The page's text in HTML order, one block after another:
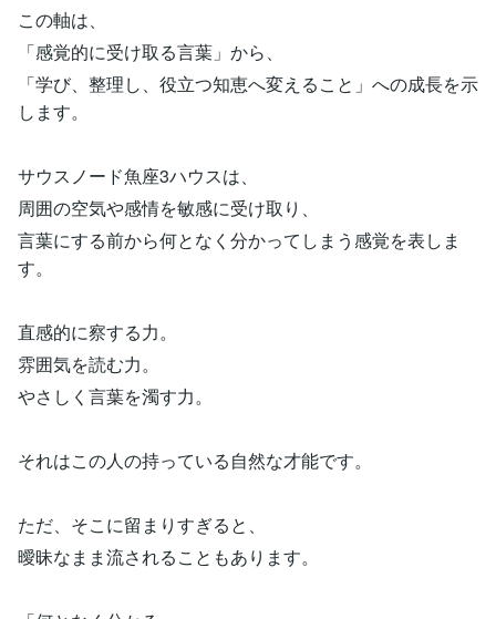
この軸は、
「感覚的に受け取る言葉」から、
「学び、整理し、役立つ知恵へ変えること」への成長を示
します。
サウスノード魚座3ハウスは、
周囲の空気や感情を敏感に受け取り、
言葉にする前から何となく分かってしまう感覚を表しま
す。
直感的に察する力。
雰囲気を読む力。
やさしく言葉を濁す力。
それはこの人の持っている自然な才能です。
ただ、そこに留まりすぎると、
曖昧なまま流されることもあります。